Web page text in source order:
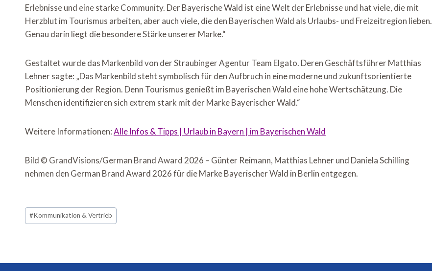
Erlebnisse und eine starke Community. Der Bayerische Wald ist eine Welt der Erlebnisse und hat viele, die mit
Herzblut im Tourismus arbeiten, aber auch viele, die den Bayerischen Wald als Urlaubs- und Freizeitregion lieben.
Genau darin liegt die besondere Stärke unserer Marke.“
Gestaltet wurde das Markenbild von der Straubinger Agentur Team Elgato. Deren Geschäftsführer Matthias
Lehner sagte: „Das Markenbild steht symbolisch für den Aufbruch in eine moderne und zukunftsorientierte
Positionierung der Region. Denn Tourismus genießt im Bayerischen Wald eine hohe Wertschätzung. Die
Menschen identifizieren sich extrem stark mit der Marke Bayerischer Wald.“
Weitere Informationen:Alle Infos & Tipps | Urlaub in Bayern | im Bayerischen Wald
Bild © GrandVisions/German Brand Award 2026 – Günter Reimann, Matthias Lehner und Daniela Schilling
nehmen den German Brand Award 2026 für die Marke Bayerischer Wald in Berlin entgegen.
Schlagworte:
#Kommunikation & Vertrieb